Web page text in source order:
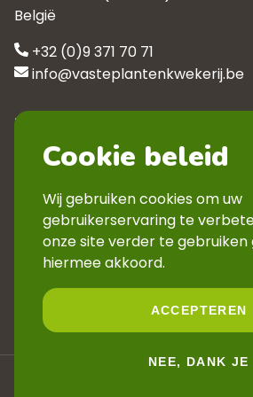
België
+32 (0)9 371 70 71
info@vasteplantenkwekerij.be
Klantenservice
Contact
Veelgestelde vragen
Verkoopsvoorwaarden
Volg ons
Cookie beleid
Wij gebruiken cookies om uw
gebruikerservaring te
onze site verder te gebruiken
hiermee akkoord.
ACCEPTEREN
NEE, DANK JE